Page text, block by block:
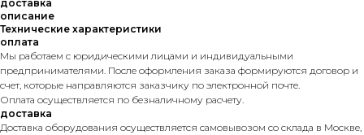
доставка
описание
Технические характеристики
оплата
Мы работаем с юридическими лицами и индивидуальными
предпринимателями. После оформления заказа формируются договор и
счет, которые направляются заказчику по электронной почте.
Оплата осуществляется по безналичному расчету.
доставка
Доставка оборудования осуществляется самовывозом со склада в Москве,